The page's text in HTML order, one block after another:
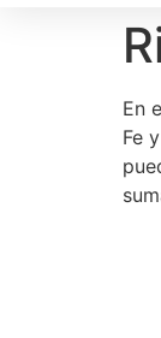
En
Fe